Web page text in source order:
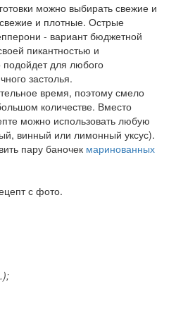
можно выбирать свежие и
и плотные. Острые
- вариант бюджетной
пикантностью и
подойдет для любого
застолья.
время, поэтому смело
количестве. Вместо
можно использовать любую
винный или лимонный уксус).
пару баночек маринованных
с фото.